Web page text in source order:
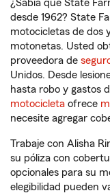
¿Sabía que State
desde 1962? State
motocicletas de dos
motonetas. Usted
proveedora de
Unidos. Desde
hasta robo y gastos
motocicleta ofrece
necesite agregar
Trabaje con Alisha
su póliza con
opcionales para su
elegibilidad pueden